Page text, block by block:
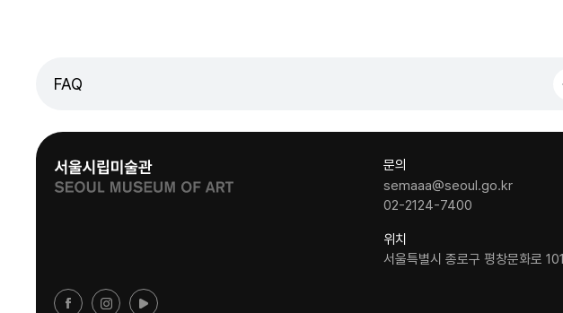
FAQ
문의
semaaa@seoul.go.kr
02-2124-7400
위치
서울특별시 종로구 평창문화로 101